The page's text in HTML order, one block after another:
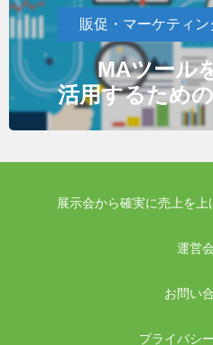
販促・マーケティ
MAツール
活用するため
展示会から確実に売上を
運営
お問い
プライバシ